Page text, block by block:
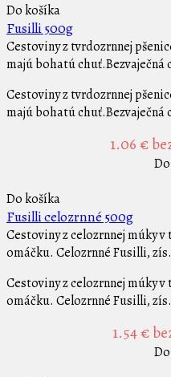
Do košíka
Fusilli 500g
Cestoviny z tvrdozrnnej
majú bohatú chuť.Bezvaječná
Cestoviny z tvrdozrnnej
majú bohatú chuť.Bezvaječná
1.06 €
Do košíka
Fusilli celozrnné 500g
Cestoviny z celozrnnej múky
omáčku. Celozrnné Fusilli,
Cestoviny z celozrnnej múky
omáčku. Celozrnné Fusilli,
1.54 €